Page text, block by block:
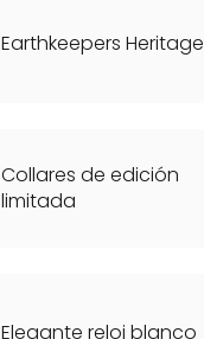
Earthkeepers Heritage
Collares de edición
limitada
Elegante reloj blanco